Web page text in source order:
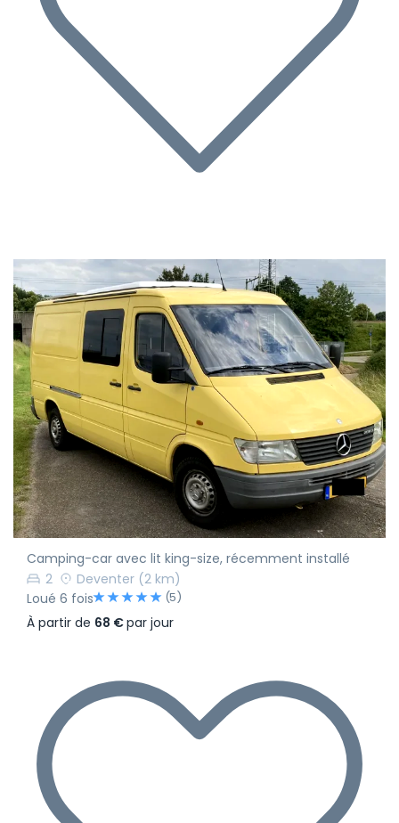
Camping-car avec lit king-size, récemment installé
2
Deventer (2 km)
Loué 6 fois
(5)
À partir de 68 €par jour